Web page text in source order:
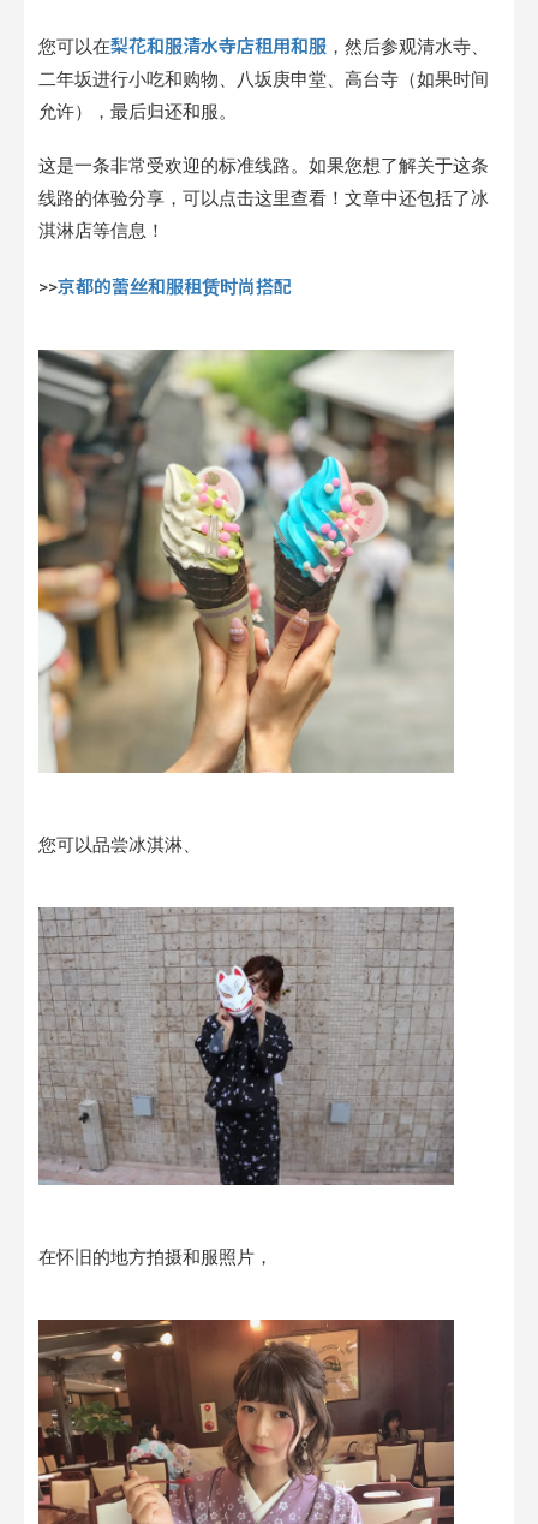
您可以在梨花和服清水寺店租用和服 ，然后参观清水寺、
二年坂进行小吃和购物、八坂庚申堂、高台寺（如果时间
允许），最后归还和服。
这是一条非常受欢迎的标准线路。如果您想了解关于这条
线路的体验分享，可以点击这里查看！文章中还包括了冰
淇淋店等信息！
>>京都的蕾丝和服租赁时尚搭配
您可以品尝冰淇淋、
在怀旧的地方拍摄和服照片，